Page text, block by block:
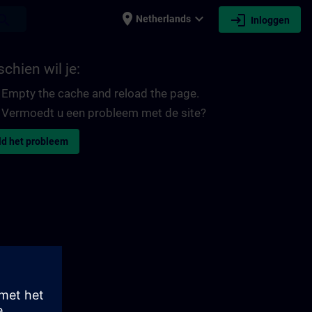
place Netherlands expand_more login Inloggen
wil je:
Empty the cache and reload the page.
Vermoedt u een probleem met de site?
het probleem